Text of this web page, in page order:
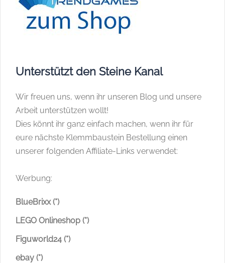
Unterstützt den Steine Kanal
Wir freuen uns, wenn ihr unseren Blog und unsere
Arbeit unterstützen wollt!
Dies könnt ihr ganz einfach machen, wenn ihr für
eure nächste Klemmbaustein Bestellung einen
unserer folgenden Affiliate-Links verwendet:
Werbung:
BlueBrixx (*)
LEGO Onlineshop (*)
Figuworld24 (*)
ebay (*)